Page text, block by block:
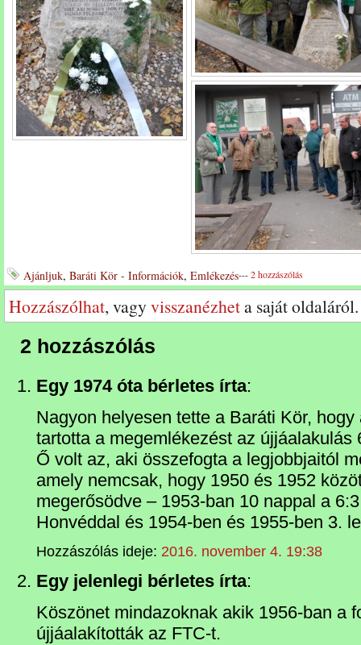
Ajánljuk, Baráti Kör - Információk, Emlékezés---2 hozzászólás
Hozzászólhat, vagyvisszanézheta saját oldaláról.
2 hozzászólás
Egy 1974 óta bérletes írta:
Nagyon helyesen tette a Baráti Kör,
tartotta a megemlékezést az újjáalakulás
Ő volt az, aki összefogta a legjobbjaitól
amely nemcsak, hogy 1950 és 1952
megerősödve – 1953-ban 10 nappal a
Honvéddal és 1954-ben és 1955-ben 3.
Hozzászólás ideje: 2016. november 4. 19:38
Egy jelenlegi bérletes írta:
Köszönet mindazoknak akik 1956-ban a
újjáalakították az FTC-t.